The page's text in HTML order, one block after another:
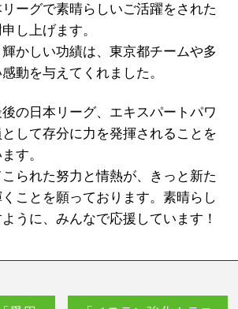
ーグで素晴らしいご活躍をされた
し上げます。
かしい功績は、東京都チームや多
動を与えてくれました。
の日本リーグ、エキスパートパワ
して存分に力を発揮されることを
す。
られた努力と情熱が、きっと新た
ことを願っております。素晴らし
うに、みんなで応援しています！